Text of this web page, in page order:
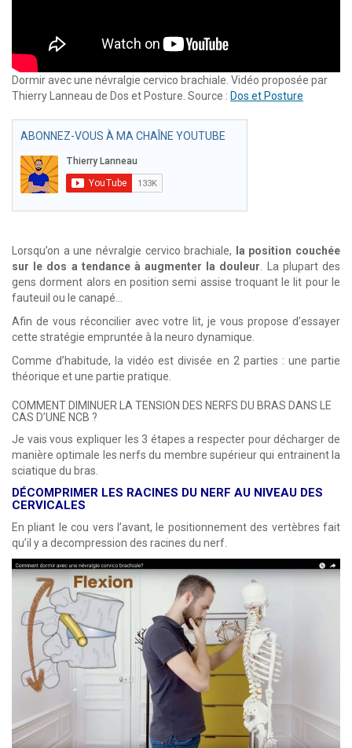
Dormir avec une névralgie cervico brachiale. Vidéo proposée par
Thierry Lanneau de Dos et Posture. Source : Dos et Posture
ABONNEZ-VOUS À MA CHAÎNE YOUTUBE
Lorsqu’on a une névralgie cervico brachiale,
la position couchée
sur le dos a tendance à augmenter la douleur . La plupart des
gens dorment alors en position semi assise troquant le lit pour le
fauteuil ou le canapé…
Afin de vous réconcilier avec votre lit, je vous propose d’essayer
cette stratégie empruntée à la neuro dynamique.
Comme d’habitude, la vidéo est divisée en 2 parties : une partie
théorique et une partie pratique.
COMMENT DIMINUER LA TENSION DES NERFS DU BRAS DANS LE
CAS D’UNE NCB ?
Je vais vous expliquer les 3 étapes a respecter pour décharger de
manière optimale les nerfs du membre supérieur qui entrainent la
sciatique du bras.
DÉCOMPRIMER LES RACINES DU NERF AU NIVEAU DES
CERVICALES
En pliant le cou vers l’avant, le positionnement des vertèbres fait
qu’il y a decompression des racines du nerf.